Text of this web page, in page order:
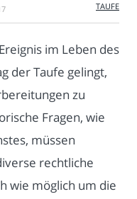
TAUFE
im Leben des
der Taufe gelingt,
zu
Fragen, wie
müssen
rechtliche
wie möglich um die